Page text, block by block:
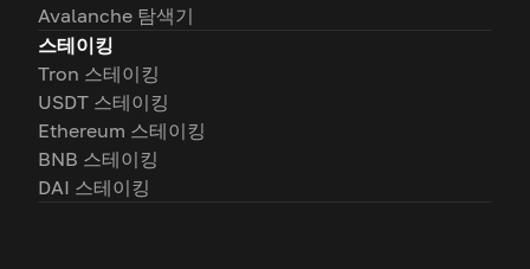
Avalanche 탐색기
스테이킹
Tron 스테이킹
USDT 스테이킹
Ethereum 스테이킹
BNB 스테이킹
DAI 스테이킹